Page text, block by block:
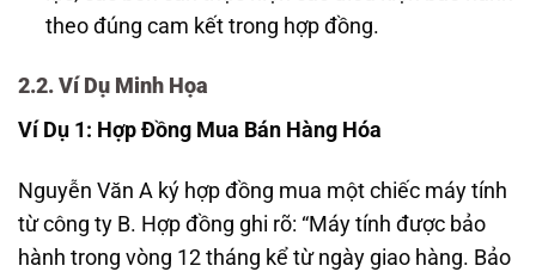
theo đúng cam kết trong hợp đồng.
2.2. Ví Dụ Minh Họa
Ví Dụ 1: Hợp Đồng Mua Bán Hàng Hóa
Nguyễn Văn A ký hợp đồng mua một chiếc máy tính
từ công ty B. Hợp đồng ghi rõ: “Máy tính được bảo
hành trong vòng 12 tháng kể từ ngày giao hàng. Bảo